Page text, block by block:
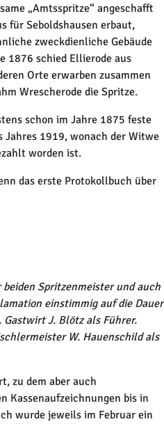
„Amtsspritze“ angeschafft
für Seboldshausen erbaut,
zweckdienliche Gebäude
1876 schied Ellierode aus
Orte erwarben zusammen
Wrescherode die Spritze.
schon im Jahre 1875 feste
1919, wonach der Witwe
worden ist.
das erste Protokollbuch über
Spritzenmeister und auch
einstimmig auf die Dauer
J. Blötz als Führer.
W. Hauenschild als
zu dem aber auch
Kassenaufzeichnungen bis in
wurde jeweils im Februar ein